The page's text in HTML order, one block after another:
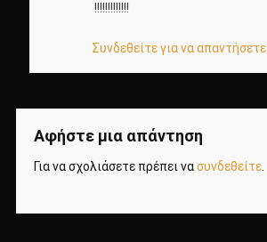
!!!!!!!!!!!!!
Συνδεθείτε για να απαντήσετε
Αφήστε μια απάντηση
Για να σχολιάσετε πρέπει νασυνδεθείτε.